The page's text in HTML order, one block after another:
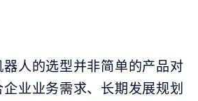
人的选型并非简单的产品对
业业务需求、长期发展规划